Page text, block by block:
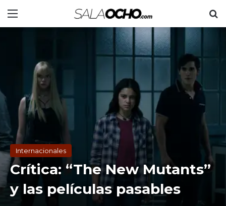
Menu
Internacionales
Crítica: “The New Mutants”
y las películas pasables